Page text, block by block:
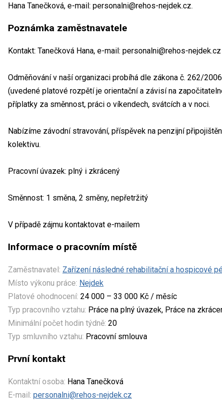
Hana Tanečková, e-mail: personalni@rehos-nejdek.cz.
Poznámka zaměstnavatele
Kontakt: Tanečková Hana, e-mail: personalni@rehos-nejdek.cz
Odměňování v naší organizaci probíhá dle zákona č. 262/
(uvedené platové rozpětí je orientační a závisí na
příplatky za směnnost, práci o víkendech, svátcích a v noci.
Nabízíme závodní stravování, příspěvek na penzijní
kolektivu.
Pracovní úvazek: plný i zkrácený
Směnnost: 1 směna, 2 směny, nepřetržitý
V případě zájmu kontaktovat e-mailem
Informace o pracovním místě
Zaměstnavatel: Zařízení následné rehabilitační a hospicové
Místo výkonu práce: Nejdek
Platové ohodnocení: 24 000 – 33 000 Kč / měsíc
Typ pracovního vztahu: Práce na plný úvazek, Práce na
Minimální počet hodin týdně: 20
Typ smluvního vztahu: Pracovní smlouva
První kontakt
Kontaktní osoba: Hana Tanečková
E-mail: personalni@rehos-nejdek.cz